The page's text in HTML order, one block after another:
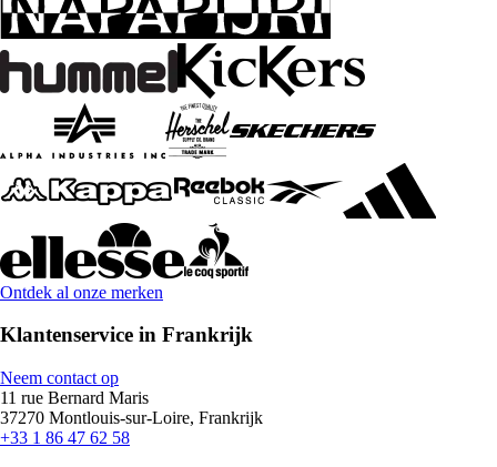
Ontdek al onze merken
Klantenservice in Frankrijk
Neem contact op
11 rue Bernard Maris
37270 Montlouis-sur-Loire, Frankrijk
+33 1 86 47 62 58